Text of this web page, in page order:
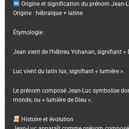
Origine et signification du prénom Jean-
Origine : hébraïque + latine
Étymologie :
Jean vient de l’hébreu Yohanan, signifiant «
Luc vient du latin lux, signifiant « lumière ».
Le prénom composé Jean-Luc symbolise
monde, ou « lumière de Dieu ».
Histoire et évolution